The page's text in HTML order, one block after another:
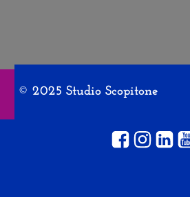
© 2025 Studio Scopitone